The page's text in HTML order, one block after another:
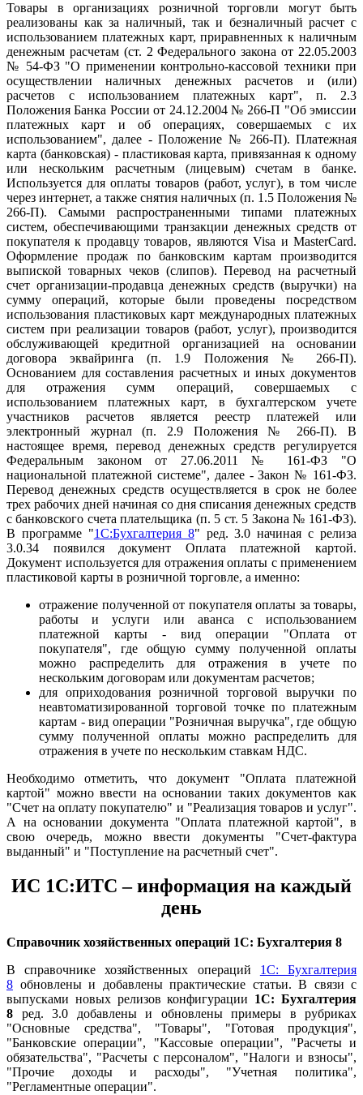
Товары в организациях розничной торговли могут быть
реализованы как за наличный, так и безналичный расчет с
использованием платежных карт, приравненных к наличным
денежным расчетам (ст. 2 Федерального закона от 22.05.2003
№ 54-ФЗ "О применении контрольно-кассовой техники при
осуществлении наличных денежных расчетов и (или)
расчетов с использованием платежных карт", п. 2.3
Положения Банка России от 24.12.2004 № 266-П "Об эмиссии
платежных карт и об операциях, совершаемых с их
использованием", далее - Положение № 266-П). Платежная
карта (банковская) - пластиковая карта, привязанная к одному
или нескольким расчетным (лицевым) счетам в банке.
Используется для оплаты товаров (работ, услуг), в том числе
через интернет, а также снятия наличных (п. 1.5 Положения №
266-П). Самыми распространенными типами платежных
систем, обеспечивающими транзакции денежных средств от
покупателя к продавцу товаров, являются Visa и MasterCard.
Оформление продаж по банковским картам производится
выпиской товарных чеков (слипов). Перевод на расчетный
счет организации-продавца денежных средств (выручки) на
сумму операций, которые были проведены посредством
использования пластиковых карт международных платежных
систем при реализации товаров (работ, услуг), производится
обслуживающей кредитной организацией на основании
договора эквайринга (п. 1.9 Положения № 266-П).
Основанием для составления расчетных и иных документов
для отражения сумм операций, совершаемых с
использованием платежных карт, в бухгалтерском учете
участников расчетов является реестр платежей или
электронный журнал (п. 2.9 Положения № 266-П). В
настоящее время, перевод денежных средств регулируется
Федеральным законом от 27.06.2011 № 161-ФЗ "О
национальной платежной системе", далее - Закон № 161-ФЗ.
Перевод денежных средств осуществляется в срок не более
трех рабочих дней начиная со дня списания денежных средств
с банковского счета плательщика (п. 5 ст. 5 Закона № 161-ФЗ).
В программе "1С:Бухгалтерия 8" ред. 3.0 начиная с релиза
3.0.34 появился документ Оплата платежной картой.
Документ используется для отражения оплаты с применением
пластиковой карты в розничной торговле, а именно:
отражение полученной от покупателя оплаты за товары,
работы и услуги или аванса с использованием
платежной карты - вид операции "Оплата от
покупателя", где общую сумму полученной оплаты
можно распределить для отражения в учете по
нескольким договорам или документам расчетов;
для оприходования розничной торговой выручки по
неавтоматизированной торговой точке по платежным
картам - вид операции "Розничная выручка", где общую
сумму полученной оплаты можно распределить для
отражения в учете по нескольким ставкам НДС.
Необходимо отметить, что документ "Оплата платежной
картой" можно ввести на основании таких документов как
"Счет на оплату покупателю" и "Реализация товаров и услуг".
А на основании документа "Оплата платежной картой", в
свою очередь, можно ввести документы "Счет-фактура
выданный" и "Поступление на расчетный счет".
ИС 1С:ИТС – информация на каждый
день
Справочник хозяйственных операций 1С: Бухгалтерия 8
В справочнике хозяйственных операций 1С: Бухгалтерия
8 обновлены и добавлены практические статьи. В связи с
выпусками новых релизов конфигурации 1С: Бухгалтерия
8 ред. 3.0 добавлены и обновлены примеры в рубриках
"Основные средства", "Товары", "Готовая продукция",
"Банковские операции", "Кассовые операции", "Расчеты и
обязательства", "Расчеты с персоналом", "Налоги и взносы",
"Прочие доходы и расходы", "Учетная политика",
"Регламентные операции".